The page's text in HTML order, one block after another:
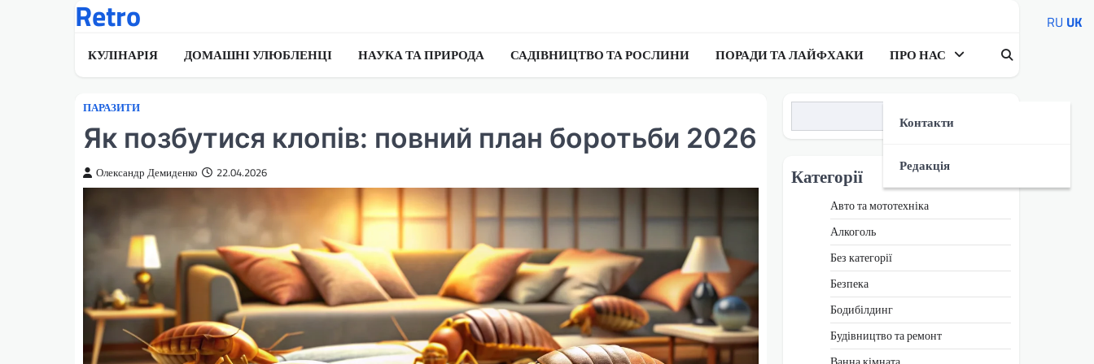
Retro
КУЛІНАРІЯ ДОМАШНІ УЛЮБЛЕНЦІ НАУКА ТА ПРИРОДА САДІВНИЦТВО ТА РОСЛИНИ ПОРАДИ ТА ЛАЙФХАКИ ПРО НАС
Контакти
Редакція
ПАРАЗИТИ
Як позбутися клопів: повний план боротьби 2026
Олександр Демиденко 22.04.2026 Категорії
Авто та мототехніка
Алкоголь
Без категорії
Безпека
Бодибілдинг
Будівництво та ремонт
RU UK